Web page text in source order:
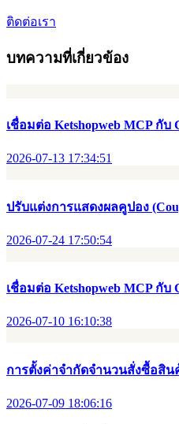
ติดต่อเรา
บทความที่เกี่ยวข้อง